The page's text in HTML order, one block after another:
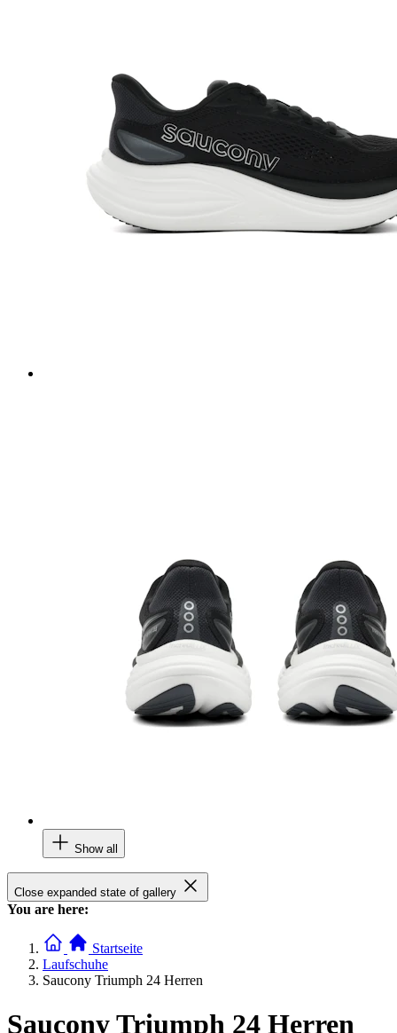
Show all
Close expanded state of gallery
You are here:
Startseite
Laufschuhe
Saucony Triumph 24 Herren
Saucony Triumph 24 Herren